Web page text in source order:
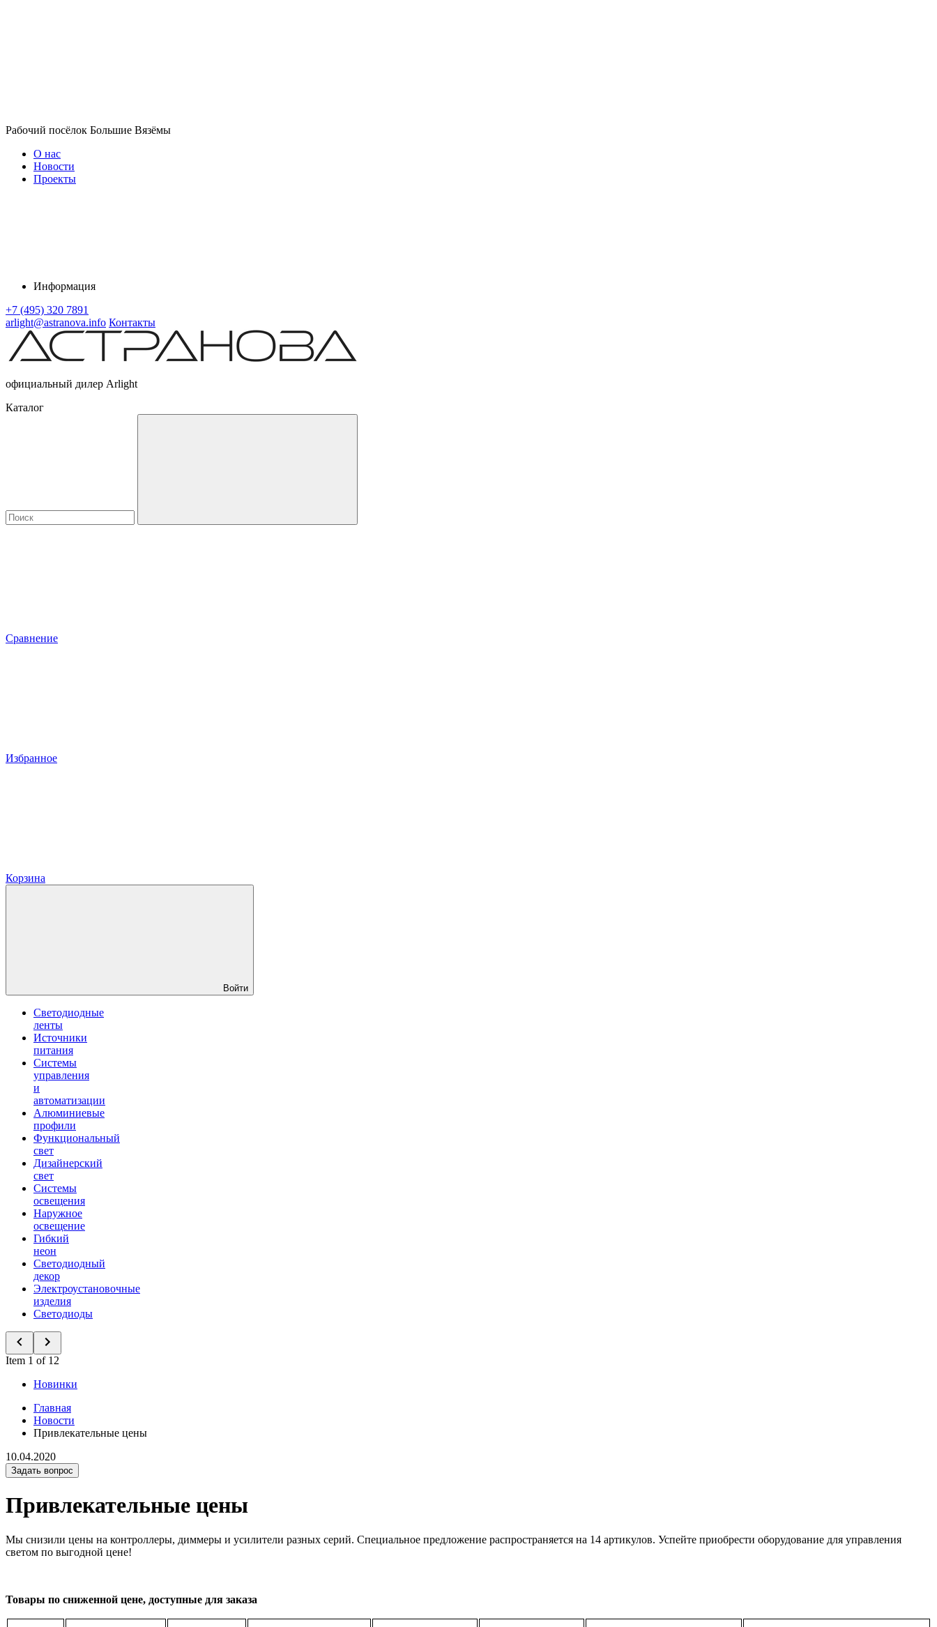
Рабочий посёлок Большие Вязёмы
О нас
Новости
Проекты
Информация
+7 (495) 320 7891
arlight@astranova.info Контакты
официальный дилер Arlight
Каталог
Сравнение
Избранное
Корзина
Войти
Светодиодные
ленты
Источники
питания
Системы
управления
и
автоматизации
Алюминиевые
профили
Функциональный
свет
Дизайнерский
свет
Системы
освещения
Наружное
освещение
Гибкий
неон
Светодиодный
декор
Электроустановочные
изделия
Светодиоды
Item 1 of 12
Новинки
Главная
Новости
Привлекательные цены
10.04.2020
Задать вопрос
Привлекательные цены
Мы снизили цены на контроллеры, диммеры и усилители разных серий. Специальное предложение распространяется на 14 артикулов. Успейте приобрести оборудование для управления
светом по выгодной цене!
Товары по сниженной цене, доступные для заказа